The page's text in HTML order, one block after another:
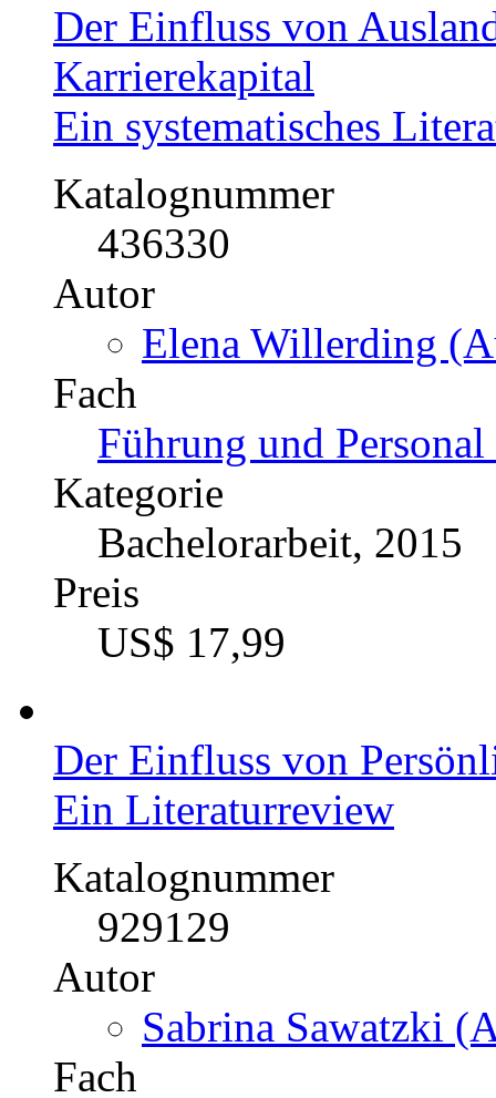
Der Einfluss von
Karrierekapital
Ein systematisches
Katalognummer
436330
Autor
Elena Willerding
Fach
Führung und
Kategorie
Bachelorarbeit, 2015
Preis
US$ 17,99
Der Einfluss von
Ein Literaturreview
Katalognummer
929129
Autor
Sabrina Sawatzki
Fach